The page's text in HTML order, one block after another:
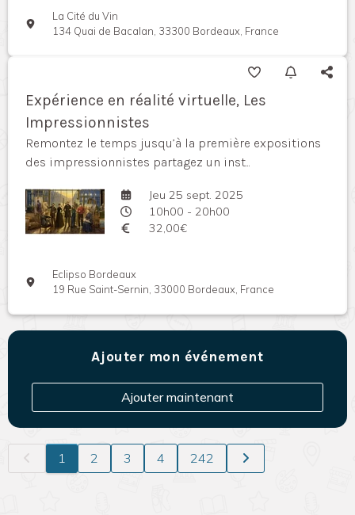
La Cité du Vin
134 Quai de Bacalan, 33300 Bordeaux, France
Expérience en réalité virtuelle, Les
Impressionnistes
Remontez le temps jusqu’à la première expositions
des impressionnistes partagez un inst...
Jeu 25 sept. 2025
10h00 - 20h00
32,00€
Eclipso Bordeaux
19 Rue Saint-Sernin, 33000 Bordeaux, France
Ajouter mon événement
Ajouter maintenant
1 2 3 4 242